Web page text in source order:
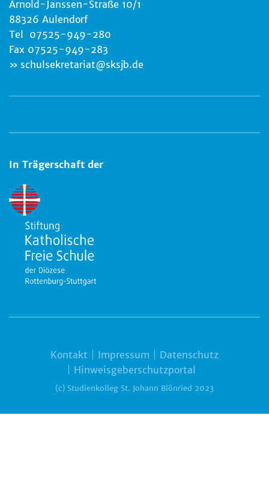
Arnold-Janssen-Straße 10/1
88326 Aulendorf
Tel 07525-949-280
Fax 07525-949-283
schulsekretariat@sksjb.de
In Trägerschaft der
(c) Studienkolleg St. Johann Blönried 2023
Kontakt Impressum
Datenschutz
Hinweisgeberschutzportal